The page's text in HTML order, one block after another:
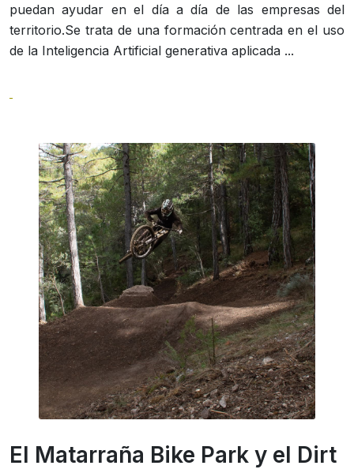
puedan ayudar en el día a día de las empresas del
territorio.Se trata de una formación centrada en el uso
de la Inteligencia Artificial generativa aplicada ...
El Matarraña Bike Park y el Dirt